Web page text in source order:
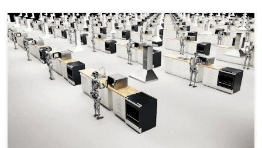
NVIDIA Isaac Lab-Arena를 통한 시뮬레이션 기반 범용 로봇 정책